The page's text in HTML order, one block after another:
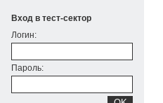
Вход в тест-сектор
Логин:
Пароль: